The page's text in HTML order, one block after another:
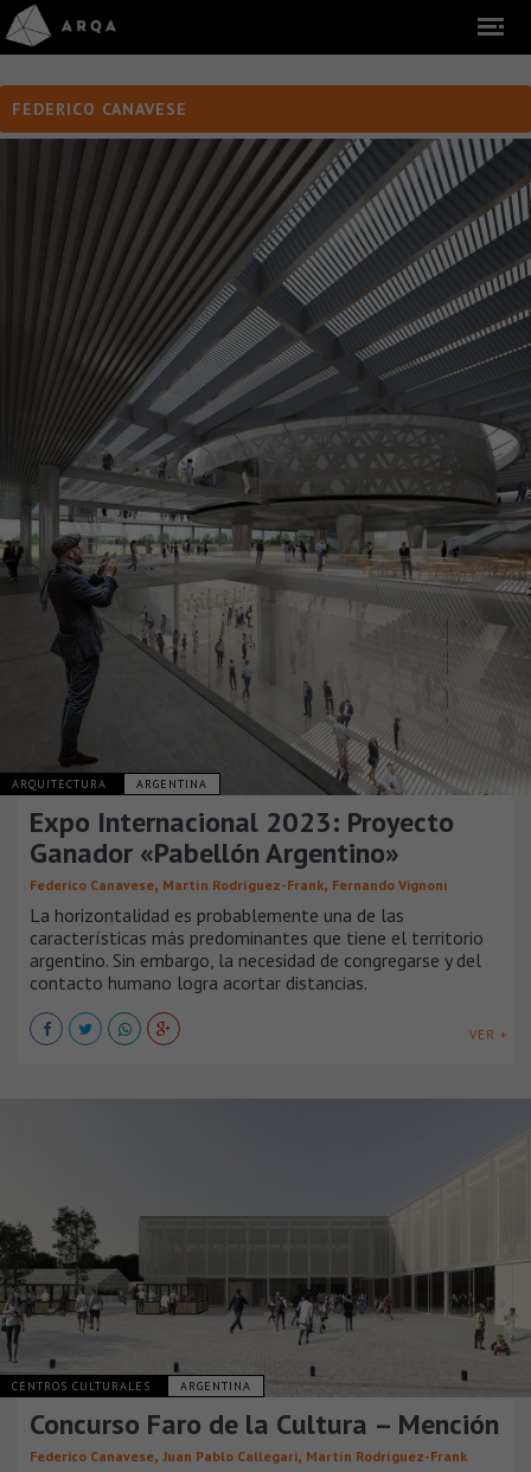
FEDERICO CANAVESE
ARQUITECTURA ARGENTINA
Expo Internacional 2023: Proyecto
Ganador «Pabellón Argentino»
Federico Canavese, Martín Rodríguez-Frank, Fernando Vignoni
La horizontalidad es probablemente una de las
características más predominantes que tiene el territorio
argentino. Sin embargo, la necesidad de congregarse y del
contacto humano logra acortar distancias.
VER +
CENTROS CULTURALES ARGENTINA
Concurso Faro de la Cultura – Mención
Federico Canavese, Juan Pablo Callegari, Martín Rodríguez-Frank